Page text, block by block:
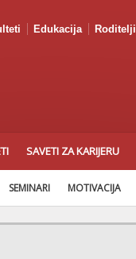
Edukacija Roditelji
SAVETI ZA KARIJERU
SEMINARI MOTIVACIJA